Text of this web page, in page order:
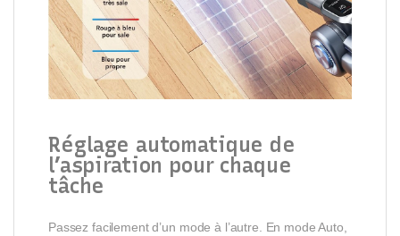
Réglage automatique de
l’aspiration pour chaque
tâche
Passez facilement d’un mode à l’autre. En mode Auto,